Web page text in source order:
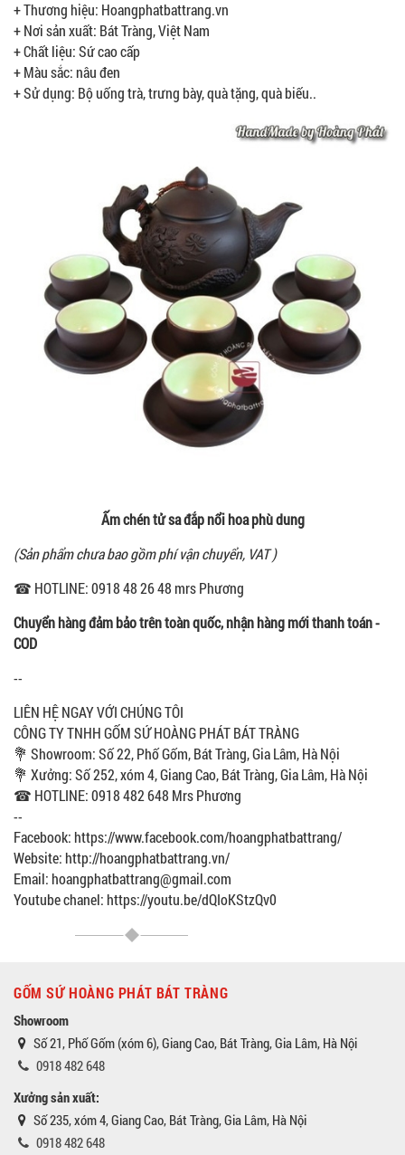
+ Thương hiệu: Hoangphatbattrang.vn
+ Nơi sản xuất: Bát Tràng, Việt Nam
+ Chất liệu: Sứ cao cấp
+ Màu sắc: nâu đen
+ Sử dụng: Bộ uống trà, trưng bày, quà tặng, quà biếu..
Ấm chén tử sa đắp nổi hoa phù dung
(Sản phẩm chưa bao gồm phí vận chuyển, VAT )
☎ HOTLINE: 0918 48 26 48 mrs Phương
Chuyển hàng đảm bảo trên toàn quốc, nhận hàng mới thanh toán -
COD
--
LIÊN HỆ NGAY VỚI CHÚNG TÔI
CÔNG TY TNHH GỐM SỨ HOÀNG PHÁT BÁT TRÀNG
💐 Showroom: Số 22, Phố Gốm, Bát Tràng, Gia Lâm, Hà Nội
💐 Xưởng: Số 252, xóm 4, Giang Cao, Bát Tràng, Gia Lâm, Hà Nội
☎ HOTLINE: 0918 482 648 Mrs Phương
--
Facebook: https://www.facebook.com/hoangphatbattrang/
Website: http://hoangphatbattrang.vn/
Email: hoangphatbattrang@gmail.com
Youtube chanel: https://youtu.be/dQIoKStzQv0
GỐM SỨ HOÀNG PHÁT BÁT TRÀNG
Showroom
Số 21, Phố Gốm (xóm 6), Giang Cao, Bát Tràng, Gia Lâm, Hà Nội
0918 482 648
Xưởng sản xuất:
Số 235, xóm 4, Giang Cao, Bát Tràng, Gia Lâm, Hà Nội
0918 482 648